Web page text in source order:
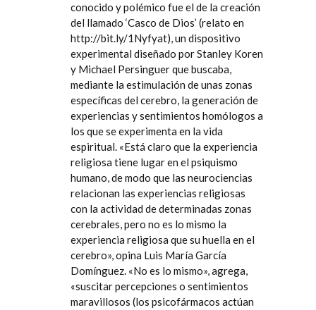
conocido y polémico fue el de la creación
del llamado ‘Casco de Dios’ (relato en
http://bit.ly/1Nyfyat), un dispositivo
experimental diseñado por Stanley Koren
y Michael Persinguer que buscaba,
mediante la estimulación de unas zonas
específicas del cerebro, la generación de
experiencias y sentimientos homólogos a
los que se experimenta en la vida
espiritual. «Está claro que la experiencia
religiosa tiene lugar en el psiquismo
humano, de modo que las neurociencias
relacionan las experiencias religiosas
con la actividad de determinadas zonas
cerebrales, pero no es lo mismo la
experiencia religiosa que su huella en el
cerebro», opina Luis María García
Domínguez. «No es lo mismo», agrega,
«suscitar percepciones o sentimientos
maravillosos (los psicofármacos actúan